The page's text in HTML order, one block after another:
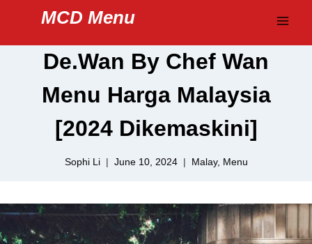
content
MCD Menu
De.Wan By Chef Wan
Menu Harga Malaysia
[2024 Dikemaskini]
Sophi Li June 10, 2024 Malay, Menu